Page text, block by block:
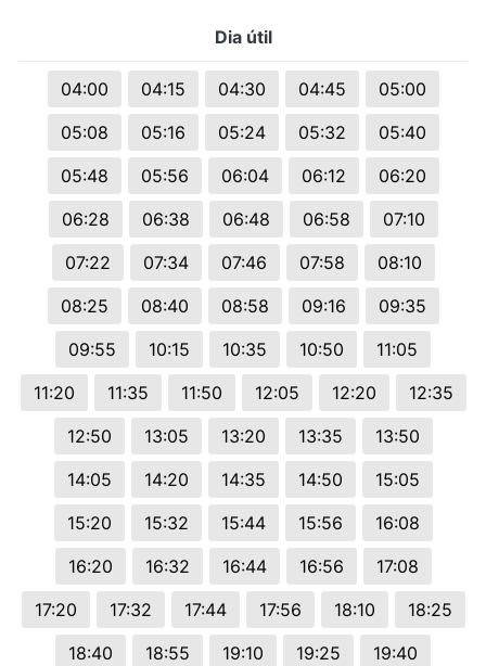
Dia útil
04:00 04:15 04:30 04:45
05:00
05:08
05:16 05:24 05:32
05:40
05:48
05:56 06:04 06:12
06:20
06:28
06:38 06:48 06:58
07:10
07:22
07:34 07:46 07:58
08:10
08:25
08:40 08:58 09:16
09:35
09:55
10:15 10:35 10:50
11:05
11:20
11:35 11:50 12:05 12:20
12:35
12:50
13:05 13:20 13:35
13:50
14:05
14:20 14:35 14:50
15:05
15:20
15:32 15:44 15:56
16:08
16:20
16:32 16:44 16:56
17:08
17:20
17:32 17:44 17:56 18:10
18:25
18:40
18:55 19:10 19:25
19:40